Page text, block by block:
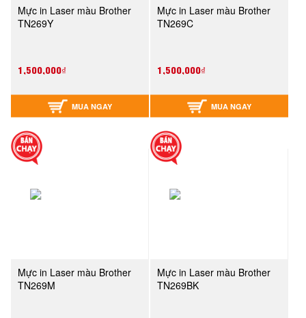
Mực in Laser màu Brother
TN269Y
1,500,000₫
MUA NGAY
Mực in Laser màu Brother
TN269C
1,500,000₫
MUA NGAY
Mực in Laser màu Brother
TN269M
Mực in Laser màu Brother
TN269BK